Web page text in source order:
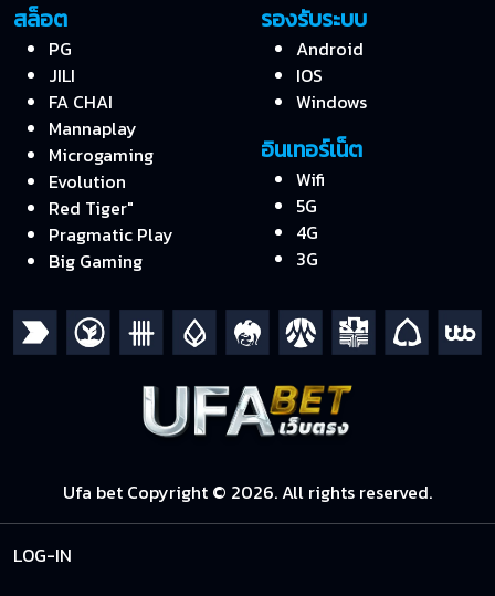
สล็อต
PG
JILI
FA CHAI
Mannaplay
Microgaming
Evolution
Red Tiger"
Pragmatic Play
Big Gaming
รองรับระบบ
Android
IOS
Windows
อินเทอร์เน็ต
Wifi
5G
4G
3G
Ufa bet Copyright © 2026. All rights reserved.
LOG-IN